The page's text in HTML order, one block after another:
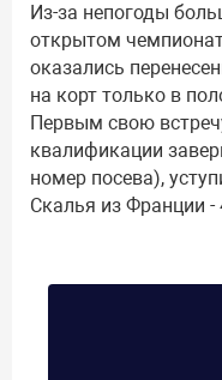
Из-за непогоды
открытом
оказались
на корт только в
Первым свою
квалификации
номер посева),
Скалья из Франции -